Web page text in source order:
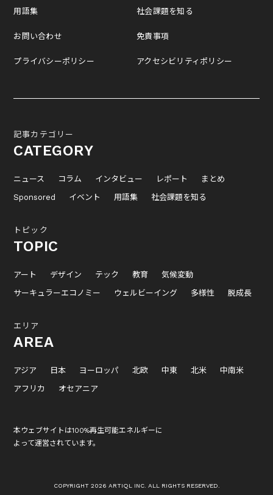
用語集
お問い合わせ
プライバシーポリシー
社会課題を知る
免責事項
アクセシビリティポリシー
記事カテゴリー
CATEGORY
ニュース コラム インタビュー レポート
まとめ
Sponsored
イベント 用語集 社会課題を知る
トピック
TOPIC
アート デザイン テック 教育
気候変動
サーキュラーエコノミー
ウェルビーイング 多様性 脱成長
エリア
AREA
アジア 日本 ヨーロッパ 北欧 中東 北米
中南米
アフリカ
オセアニア
本ウェブサイトは100%再生可能エネルギーに
よって運営されています。
COPYRIGHT 2026 ARTIQL INC. ALL RIGHTS RESERVED.